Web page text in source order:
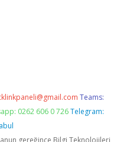
Teams:
0262 606 0 726 Telegram:
gereğince Bilgi Teknolojileri